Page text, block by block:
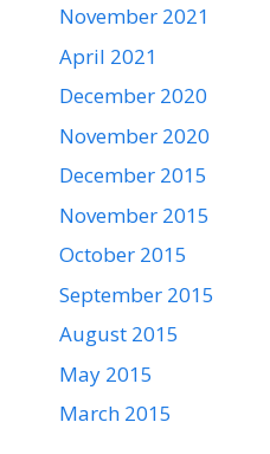
November 2021
April 2021
December 2020
November 2020
December 2015
November 2015
October 2015
September 2015
August 2015
May 2015
March 2015